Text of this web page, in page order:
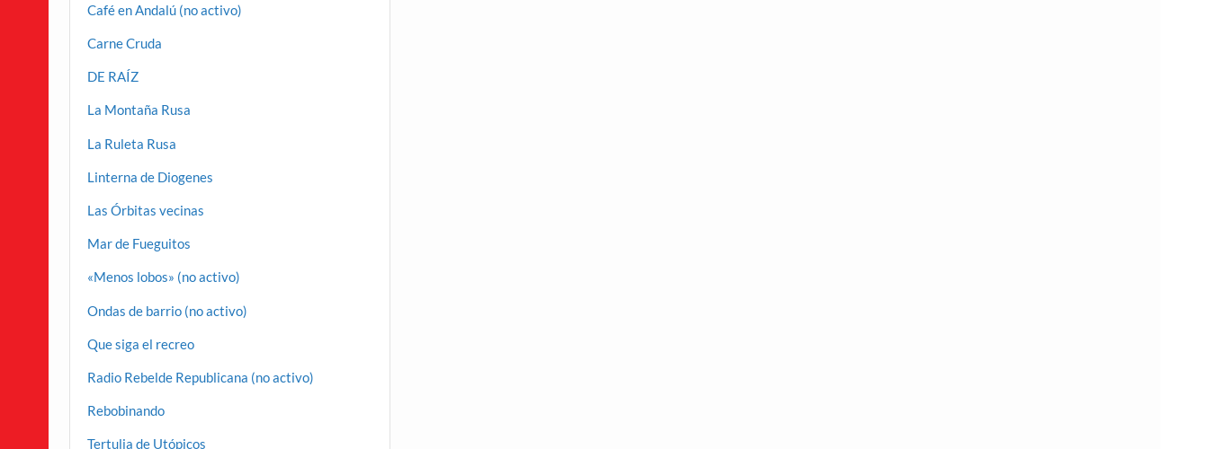
Café en Andalú (no activo)
Carne Cruda
DE RAÍZ
La Montaña Rusa
La Ruleta Rusa
Linterna de Diogenes
Las Órbitas vecinas
Mar de Fueguitos
«Menos lobos» (no activo)
Ondas de barrio (no activo)
Que siga el recreo
Radio Rebelde Republicana (no activo)
Rebobinando
Tertulia de Utópicos